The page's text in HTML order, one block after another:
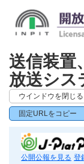
送信装置
放送シス
ウインドウを閉じる
固定URLをコピー
公開公報を見る 登